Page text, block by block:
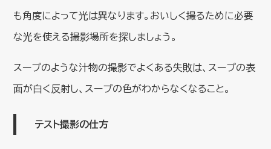
も角度によって光は異なります。おいしく撮るために必要
な光を使える撮影場所を探しましょう。
スープのような汁物の撮影でよくある失敗は、スープの表
面が白く反射し、スープの色がわからなくなること。
テスト撮影の仕方